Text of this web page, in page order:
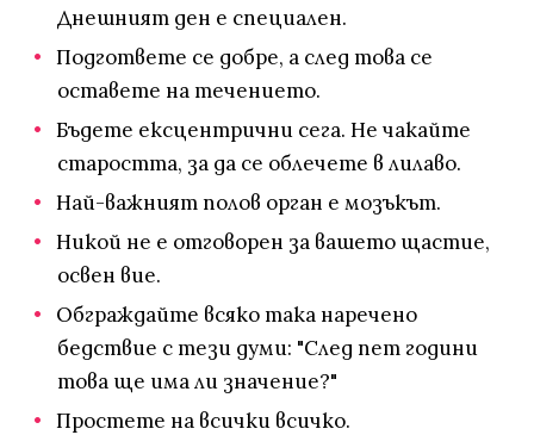
Днешният ден е специален.
Подгответе се добре, а след това се
оставете на течението.
Бъдете ексцентрични сега. Не чакайте
старостта, за да се облечете в лилаво.
Най-важният полов орган е мозъкът.
Никой не е отговорен за вашето щастие,
освен вие.
Обграждайте всяко така наречено
бедствие с тези думи: "След пет години
това ще има ли значение?"
Простете на всички всичко.